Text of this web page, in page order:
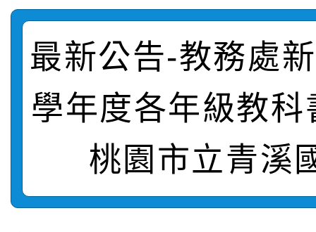
「祖孫樂淘桃」、「愛
絕-親子共學同樂會」
站幸福系列講座及成長
宣導。
員」簡章及活動海報，
踴躍報名參加
115學年度新生訓練注
115學年度新生補報到
結果
【甄選結果(第10招)】
學年度第1學期第7次
結果(第10招)
【甄選結果(第2招)】
學年度第1學期第9次
結果(第2招)
轉知：本市公務人員
9月16日本府B2大禮堂
函轉運動部全民運動署
最新公告-教務處
學年度各年級教科
桃園市立青溪